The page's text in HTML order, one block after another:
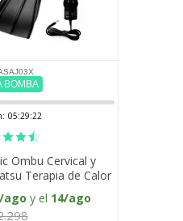
BOMBA
05:29:21
Ombu Cervical y
Terapia de Calor
ago y el 14/ago